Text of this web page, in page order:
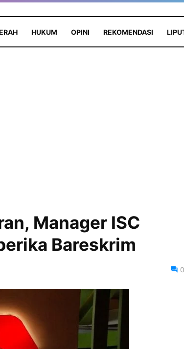
HUKUM OPINI REKOMENDASI
Manager ISC
Bareskrim
0